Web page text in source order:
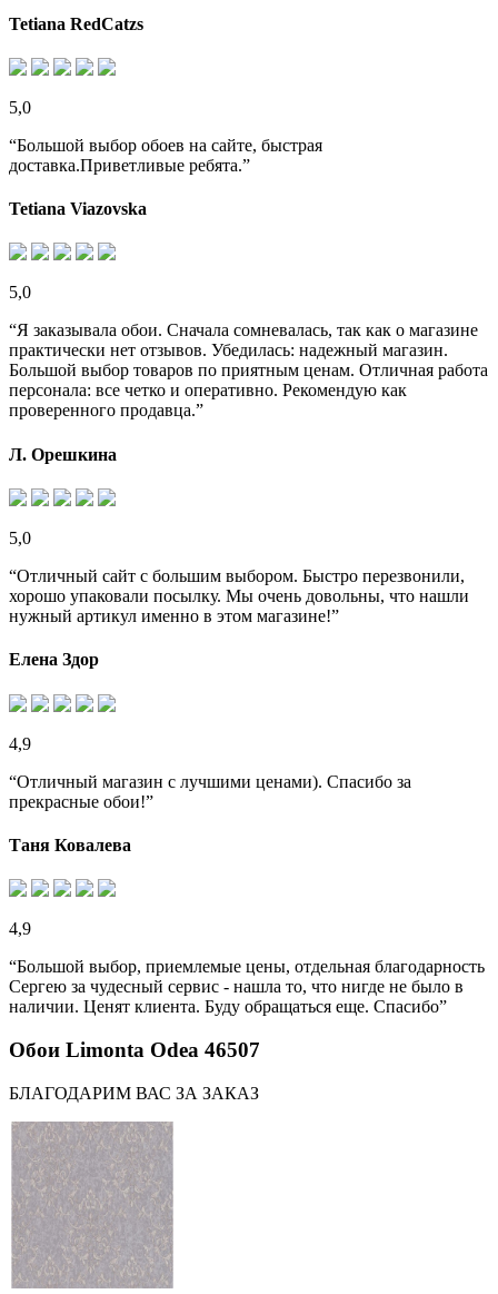
Tetiana RedCatzs
5,0
“Большой выбор обоев на сайте, быстрая
доставка.Приветливые ребята.”
Tetiana Viazovska
5,0
“Я заказывала обои. Сначала сомневалась, так как о магазине
практически нет отзывов. Убедилась: надежный магазин.
Большой выбор товаров по приятным ценам. Отличная работа
персонала: все четко и оперативно. Рекомендую как
проверенного продавца.”
Л. Орешкина
5,0
“Отличный сайт с большим выбором. Быстро перезвонили,
хорошо упаковали посылку. Мы очень довольны, что нашли
нужный артикул именно в этом магазине!”
Елена Здор
4,9
“Отличный магазин с лучшими ценами). Спасибо за
прекрасные обои!”
Таня Ковалева
4,9
“Большой выбор, приемлемые цены, отдельная благодарность
Сергею за чудесный сервис - нашла то, что нигде не было в
наличии. Ценят клиента. Буду обращаться еще. Спасибо”
Обои Limonta Odea 46507
БЛАГОДАРИМ ВАС ЗА ЗАКАЗ